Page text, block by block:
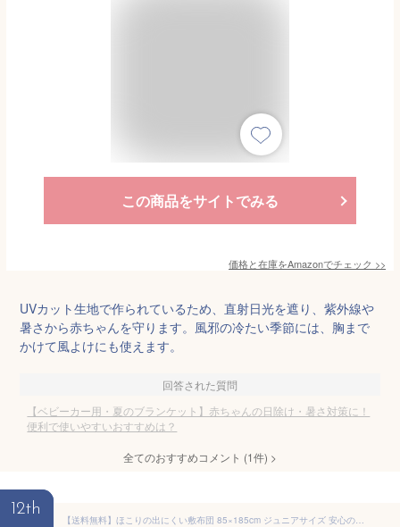
この商品をサイトでみる
価格と在庫をAmazonでチェック >>
UVカット生地で作られているため、直射日光を遮り、紫外線や
暑さから赤ちゃんを守ります。風邪の冷たい季節には、胸まで
かけて風よけにも使えます。
回答された質問
【ベビーカー用・夏のブランケット】赤ちゃんの日除け・暑さ対策に！
便利で使いやすいおすすめは？
全てのおすすめコメント (1件) >
12th
【送料無料】ほこりの出にくい敷布団 85×185cm ジュニアサイズ 安心の日本製 固綿入り 三層 敷き布団 敷きふとん キッズ布団 セミシングル 子供用ふとん 清潔